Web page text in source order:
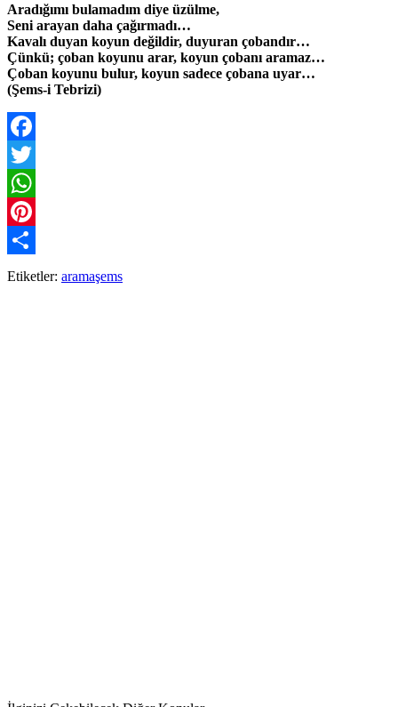
Aradığımı bulamadım diye üzülme,
Seni arayan daha çağırmadı…
Kavalı duyan koyun değildir, duyuran çobandır…
Çünkü; çoban koyunu arar, koyun çobanı aramaz…
Çoban koyunu bulur, koyun sadece çobana uyar…
(Şems-i Tebrizi)
Facebook
Twitter
WhatsApp
Pinterest
Paylaş
Etiketler: aramaşems